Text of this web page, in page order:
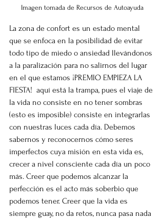
Imagen tomada de Recursos de Autoayuda
La zona de confort es un estado mental
que se enfoca en la posibilidad de evitar
todo tipo de miedo o ansiedad llevándonos
a la paralización para no salirnos del lugar
en el que estamos ¡PREMIO EMPIEZA LA
FIESTA!  aquí está la trampa, pues el viaje de
la vida no consiste en no tener sombras
(esto es imposible) consiste en integrarlas
con nuestras luces cada día. Debemos
sabernos y reconocernos cómo seres
imperfectos cuya misión en esta vida es,
crecer a nivel consciente cada día un poco
más. Creer que podemos alcanzar la
perfección es el acto más soberbio que
podemos tener. Creer que la vida es
siempre guay, no da retos, nunca pasa nada